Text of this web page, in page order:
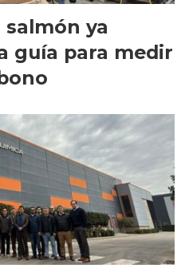
salmón ya
guía para medir